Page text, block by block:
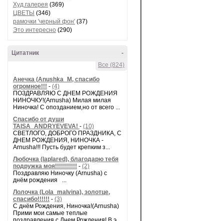
Худ.галерея (369)
ЦВЕТЫ (346)
рамочки 'черный фон' (37)
Это интересно (290)
-
Цитатник
Все (824)
Анечка (Anushka_M, спасибо
огромное!!! - (4)
ПОЗДРАВЛЯЮ С ДНЕМ РОЖДЕНИЯ
НИНОЧКУ!(Arnusha) Милая милая
Ниночка! С опозданием,но от всего ...
Спасибо от души
TAISA_ANDRYEVEVA! - (10)
СВЕТЛОГО, ДОБРОГО ПРАЗДНИКА, С
ДНЕМ РОЖДЕНИЯ, НИНОЧКА -
Arnusha!!! Пусть будет крепким з...
Любочка (laplared), благодарю тебя
подружка моя!!!!!!!!!!! - (2)
Поздравляю Ниночку (Arnusha) с
днём рождения ...
Лолочка (Lola_malvina), золотце,
спасибо!!!!!! - (3)
С днём Рождения, Ниночка!(Аrnusha)
Прими мои самые теплые